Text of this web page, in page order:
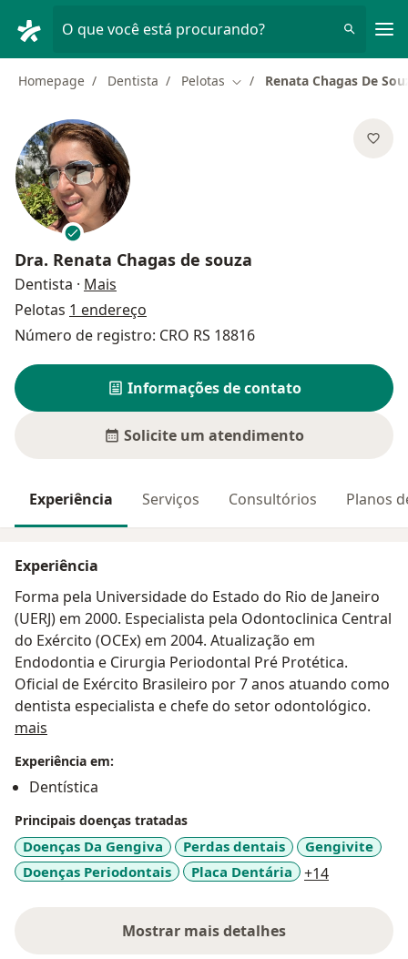
O que você está procurando?
Homepage Dentista Pelotas Mudar de cidade
Renata Chagas De
Dra. Renata Chagas de souza
Dentista · Mais
Pelotas 1 endereço
Número de registro: CRO RS 18816
Informações de contato
Solicite um atendimento
Experiência Serviços Consultórios Planos
Experiência
Forma pela Universidade do Estado do Rio de Janeiro
(UERJ) em 2000. Especialista pela Odontoclinica Central
do Exército (OCEx) em 2004. Atualização em
Endodontia e Cirurgia Periodontal Pré Protética.
Oficial de Exército Brasileiro por 7 anos atuando como
dentista especialista e chefe do setor odontológico.
mais
Experiência em:
Dentística
Principais doenças tratadas
Doenças Da Gengiva Perdas dentais
Gengivite
Doenças Periodontais
Placa Dentária +14
Mostrar mais detalhes
sobre a experiência